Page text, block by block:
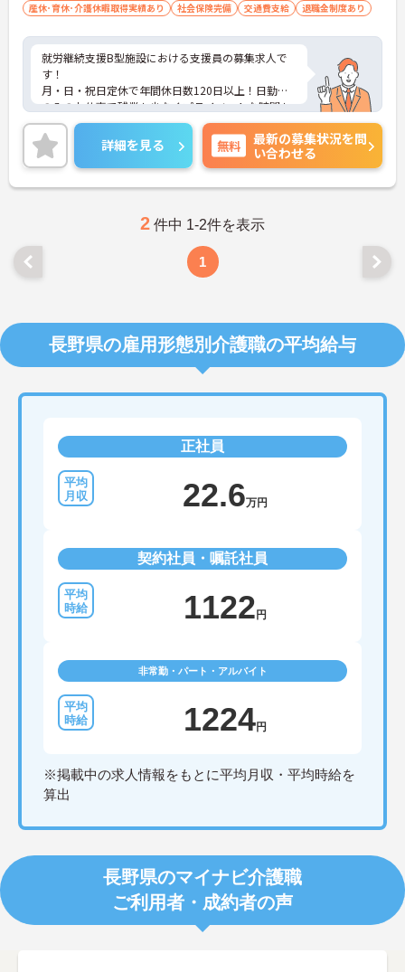
産休･育休･介護休暇取得実績あり
社会保険完備 交通費支給 退職金制度あり
就労継続支援B型施設における支援員の募集求人で
す！
月・日・祝日定休で年間休日数120日以上！日勤帯
のみのお仕事で残業も少なくプライベートな時間も
大切にできます！
ご興味ある方には、面接のポイントなど、さらに詳
細をお話致しますのでお気軽にご相談ください。
詳細を見る 無料
最新の募集状況を問
い合わせる
2 件中 1-2件を表示
1
長野県の雇用形態別介護職の平均給与
正社員
22.6万円
契約社員・嘱託社員
1122 円
非常勤・パート・アルバイト
1224円
※掲載中の求人情報をもとに平均月収・平均時給を
算出
長野県のマイナビ介護職
ご利用者・成約者の声